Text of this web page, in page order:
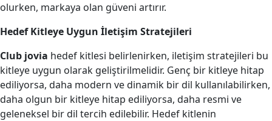
olurken, markaya olan güveni artırır.
Hedef Kitleye Uygun İletişim Stratejileri
Club jovia hedef kitlesi belirlenirken, iletişim stratejileri bu
kitleye uygun olarak geliştirilmelidir. Genç bir kitleye hitap
ediliyorsa, daha modern ve dinamik bir dil kullanılabilirken,
daha olgun bir kitleye hitap ediliyorsa, daha resmi ve
geleneksel bir dil tercih edilebilir. Hedef kitlenin